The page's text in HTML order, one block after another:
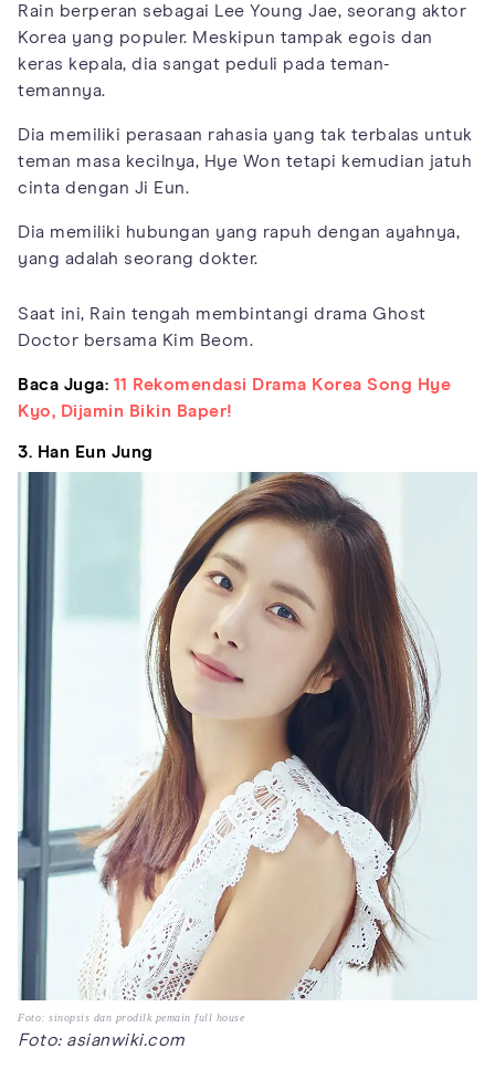
Rain berperan sebagai Lee Young Jae, seorang aktor
Korea yang populer. Meskipun tampak egois dan
keras kepala, dia sangat peduli pada teman-
temannya.
Dia memiliki perasaan rahasia yang tak terbalas untuk
teman masa kecilnya, Hye Won tetapi kemudian jatuh
cinta dengan Ji Eun.
Dia memiliki hubungan yang rapuh dengan ayahnya,
yang adalah seorang dokter.
Saat ini, Rain tengah membintangi drama Ghost
Doctor bersama Kim Beom.
Baca Juga: 11 Rekomendasi Drama Korea Song Hye
Kyo, Dijamin Bikin Baper!
3. Han Eun Jung
Foto: sinopsis dan prodilk pemain full house
Foto: asianwiki.com